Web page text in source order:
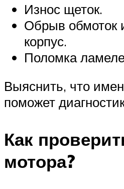
Износ щеток.
Обрыв обмоток
корпус.
Поломка
Выяснить, что
поможет
Как
мотора?